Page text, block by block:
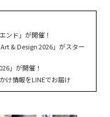
ンド」が開催！
& Design 2026」がスター
」が開催！
け情報をLINEでお届け